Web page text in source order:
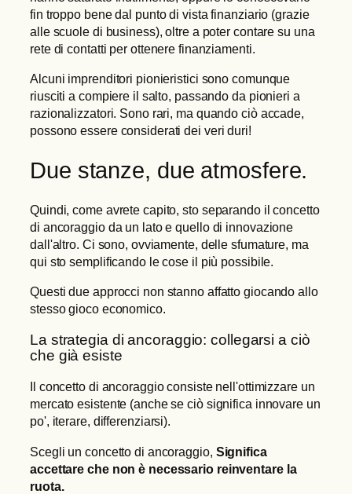
fin troppo bene dal punto di vista finanziario (grazie
alle scuole di business), oltre a poter contare su una
rete di contatti per ottenere finanziamenti.
Alcuni imprenditori pionieristici sono comunque
riusciti a compiere il salto, passando da pionieri a
razionalizzatori. Sono rari, ma quando ciò accade,
possono essere considerati dei veri duri!
Due stanze, due atmosfere.
Quindi, come avrete capito, sto separando il concetto
di ancoraggio da un lato e quello di innovazione
dall'altro. Ci sono, ovviamente, delle sfumature, ma
qui sto semplificando le cose il più possibile.
Questi due approcci non stanno affatto giocando allo
stesso gioco economico.
La strategia di ancoraggio: collegarsi a ciò
che già esiste
Il concetto di ancoraggio consiste nell'ottimizzare un
mercato esistente (anche se ciò significa innovare un
po', iterare, differenziarsi).
Scegli un concetto di ancoraggio, Significa
accettare che non è necessario reinventare la
ruota.